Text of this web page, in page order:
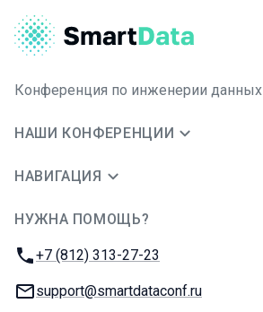
Конференция по инженерии данных
НАШИ КОНФЕРЕНЦИИ
НАВИГАЦИЯ
НУЖНА ПОМОЩЬ?
Телефон:
+7 (812) 313-27-23
E-mail:
support@smartdataconf.ru